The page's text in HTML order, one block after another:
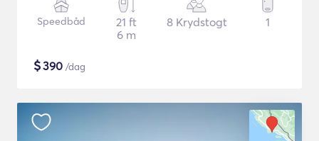
Speedbåd
21 ft
6 m
8 Krydstogt 1
$390 /dag